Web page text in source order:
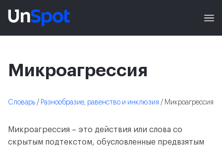
Микроагрессия
Словарь / Разнообразие, равенство и инклюзия / Микроагрессия
Микроагрессия – это действия или слова со
скрытым подтекстом, обусловленные предвзятым